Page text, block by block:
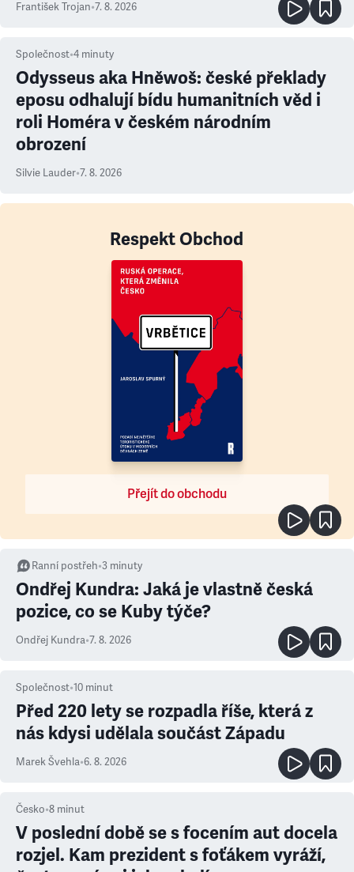
František Trojan•7. 8. 2026
Společnost•4 minuty
Odysseus aka Hněwoš: české překlady
eposu odhalují bídu humanitních věd i
roli Homéra v českém národním
obrození
Silvie Lauder•7. 8. 2026
Respekt Obchod
Přejít do obchodu
Ranní postřeh•3 minuty
Ondřej Kundra: Jaká je vlastně česká
pozice, co se Kuby týče?
Ondřej Kundra•7. 8. 2026
Společnost•10 minut
Před 220 lety se rozpadla říše, která z
nás kdysi udělala součást Západu
Marek Švehla•6. 8. 2026
Česko•8 minut
V poslední době se s focením aut docela
rozjel. Kam prezident s foťákem vyráží,